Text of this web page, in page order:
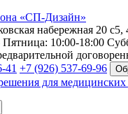
набережная 20
10:00-18:00
41 +7 (926) 537-69-96
для